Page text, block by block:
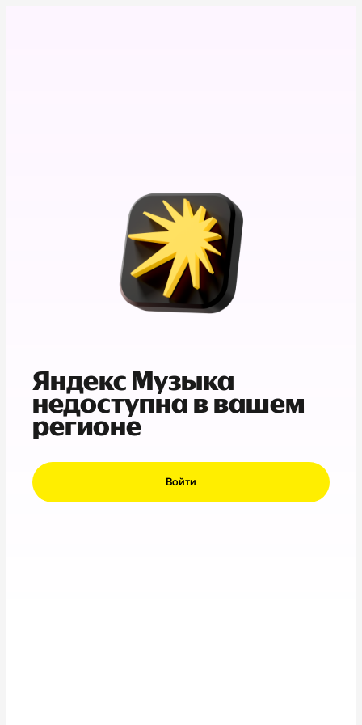
Яндекс Музыка
недоступна в вашем
регионе
Войти